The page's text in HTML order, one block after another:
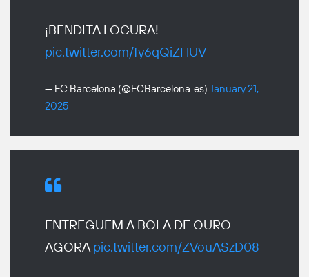
¡BENDITA LOCURA!
pic.twitter.com/fy6qQiZHUV
— FC Barcelona (@FCBarcelona_es) January 21,
2025
ENTREGUEM A BOLA DE OURO
AGORApic.twitter.com/ZVouASzD08